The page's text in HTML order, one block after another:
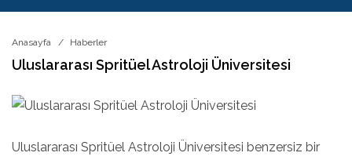
Anasayfa Haberler
Uluslararası Spritüel Astroloji Üniversitesi
Uluslararası Spritüel Astroloji Üniversitesi benzersiz bir